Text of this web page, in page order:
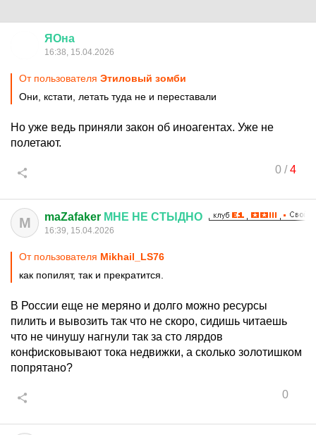
ЯОна
16:38, 15.04.2026
От пользователя Этиловый зомби
Они, кстати, летать туда не и переставали
Но уже ведь приняли закон об иноагентах. Уже не
полетают.
0/4
M maZafaker МНЕ НЕ СТЫДНО
16:39, 15.04.2026
От пользователя Mikhail_LS76
как попилят, так и прекратится.
В России еще не меряно и долго можно ресурсы
пилить и вывозить так что не скоро, сидишь читаешь
что не чинушу нагнули так за сто лярдов
конфисковывают тока недвижки, а сколько золотишком
попрятано?
0